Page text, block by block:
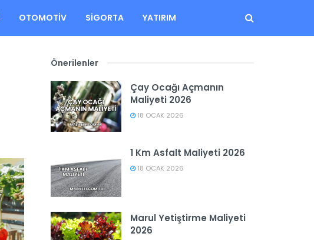
OTOMOTIV SIGORTA YATIRIM
Önerilenler
Çay Ocağı Açmanın
Maliyeti 2026
18 OCAK 2026
1 Km Asfalt Maliyeti 2026
18 OCAK 2026
Marul Yetiştirme Maliyeti
2026